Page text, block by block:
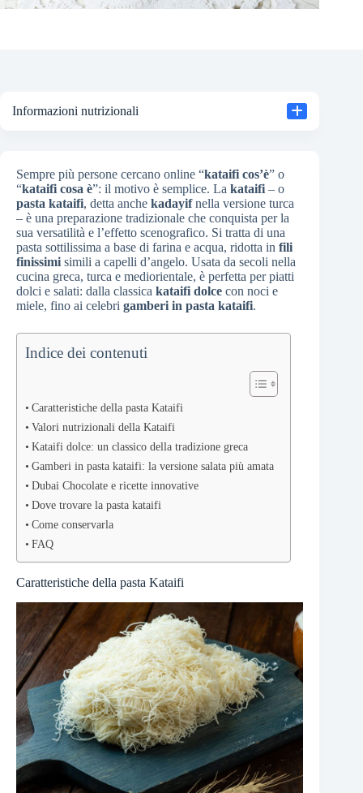
Sempre più persone cercano online “kataifi cos’è” o
“kataifi cosa è”: il motivo è semplice. La kataifi – o
pasta kataifi, detta anche kadayifnella versione turca
– è una preparazione tradizionale che conquista per la
sua versatilità e l’effetto scenografico. Si tratta di una
pasta sottilissima a base di farina e acqua, ridotta in fili
finissimi simili a capelli d’angelo. Usata da secoli nella
cucina greca, turca e mediorientale, è perfetta per piatti
dolci e salati: dalla classica kataifi dolce con noci e
miele, fino ai celebri gamberi in pasta kataifi.
Indice dei contenuti
Caratteristiche della pasta Kataifi
Valori nutrizionali della Kataifi
Kataifi dolce: un classico della tradizione greca
Gamberi in pasta kataifi: la versione salata più amata
Dubai Chocolate e ricette innovative
Dove trovare la pasta kataifi
Come conservarla
FAQ
Caratteristiche della pasta Kataifi
Informazioni nutrizionali